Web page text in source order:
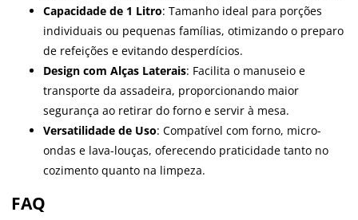
Capacidade de 1 Litro: Tamanho ideal para porções
individuais ou pequenas famílias, otimizando o preparo
de refeições e evitando desperdícios.
Design com Alças Laterais: Facilita o manuseio e
transporte da assadeira, proporcionando maior
segurança ao retirar do forno e servir à mesa.
Versatilidade de Uso: Compatível com forno, micro-
ondas e lava-louças, oferecendo praticidade tanto no
cozimento quanto na limpeza.
FAQ